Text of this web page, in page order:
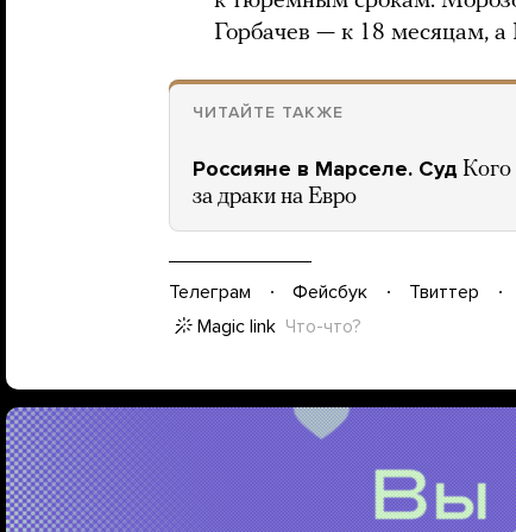
Горбачев — к 18 месяцам,
ЧИТАЙТЕ ТАКЖЕ
Россияне в Марселе. Суд Кого
за драки на Евро
Телеграм Фейсбук Твиттер
Magic link Что-что?